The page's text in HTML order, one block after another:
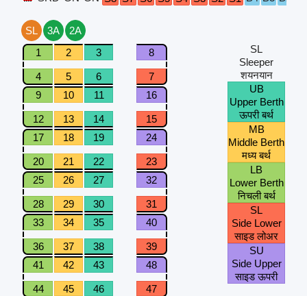
SL 3A
2A
1
2 3 8
4 5 6
7
9
10 11 16
12 13 14
15
17
18 19 24
20 21 22
23
25
26 27 32
28 29 30
31
33
34 35 40
36 37 38
39
41
42 43 48
44 45 46
47
SL
Sleeper
शयनयान
UB
Upper Berth
ऊपरी बर्थ
MB
Middle Berth
मध्य बर्थ
LB
Lower Berth
निचली बर्थ
SL
Side Lower
साइड लोअर
SU
Side Upper
साइड ऊपरी